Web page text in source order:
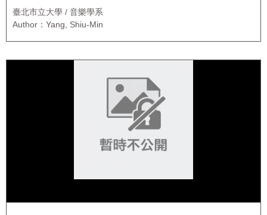
臺北市立大學 / 音樂學系
Author：Yang, Shiu-Min